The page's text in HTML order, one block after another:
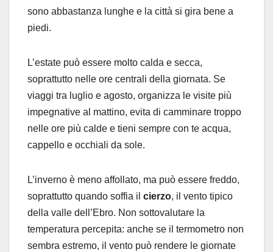
sono abbastanza lunghe e la città si gira bene a
piedi.
L’estate può essere molto calda e secca,
soprattutto nelle ore centrali della giornata. Se
viaggi tra luglio e agosto, organizza le visite più
impegnative al mattino, evita di camminare troppo
nelle ore più calde e tieni sempre con te acqua,
cappello e occhiali da sole.
L’inverno è meno affollato, ma può essere freddo,
soprattutto quando soffia il cierzo, il vento tipico
della valle dell’Ebro. Non sottovalutare la
temperatura percepita: anche se il termometro non
sembra estremo, il vento può rendere le giornate